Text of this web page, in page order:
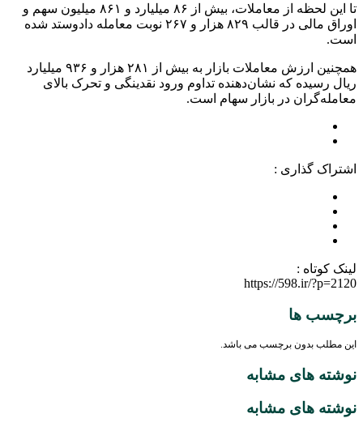
تا این لحظه از معاملات، بیش از ۸۶ میلیارد و ۸۶۱ میلیون سهم و
اوراق مالی در قالب ۸۲۹ هزار و ۲۶۷ نوبت معامله دادوستد شده
است.
همچنین ارزش معاملات بازار به بیش از ۲۸۱ هزار و ۹۳۶ میلیارد
ریال رسیده که نشان‌دهنده تداوم ورود نقدینگی و تحرک بالای
معامله‌گران در بازار سهام است.
اشتراک گذاری :
لینک کوتاه :
https://598.ir/?p=2120
برچسب ها
این مطلب بدون برچسب می باشد.
نوشته های مشابه
نوشته های مشابه